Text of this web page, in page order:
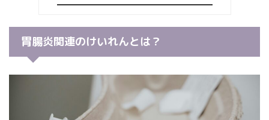
胃腸炎関連のけいれんとは？